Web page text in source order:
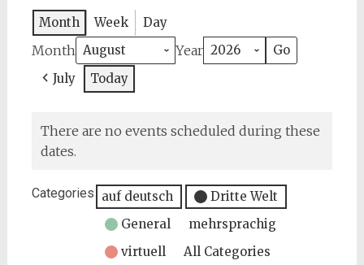
Month Week Day
Month Year
July Today
There are no events scheduled during these
dates.
Categories auf deutsch
Dritte Welt
General
mehrsprachig
virtuell
All Categories